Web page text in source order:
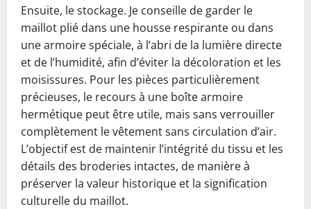
Ensuite, le stockage. Je conseille de garder le
maillot plié dans une housse respirante ou dans
une armoire spéciale, à l’abri de la lumière directe
et de l’humidité, afin d’éviter la décoloration et les
moisissures. Pour les pièces particulièrement
précieuses, le recours à une boîte armoire
hermétique peut être utile, mais sans verrouiller
complètement le vêtement sans circulation d’air.
L’objectif est de maintenir l’intégrité du tissu et les
détails des broderies intactes, de manière à
préserver la valeur historique et la signification
culturelle du maillot.